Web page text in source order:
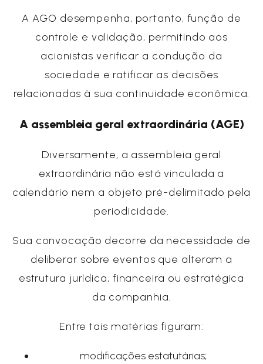
A AGO desempenha, portanto, função de
controle e validação, permitindo aos
acionistas verificar a condução da
sociedade e ratificar as decisões
relacionadas à sua continuidade econômica.
A assembleia geral extraordinária (AGE)
Diversamente, a assembleia geral
extraordinária não está vinculada a
calendário nem a objeto pré-delimitado pela
periodicidade.
Sua convocação decorre da necessidade de
deliberar sobre eventos que alteram a
estrutura jurídica, financeira ou estratégica
da companhia.
Entre tais matérias figuram:
modificações estatutárias;